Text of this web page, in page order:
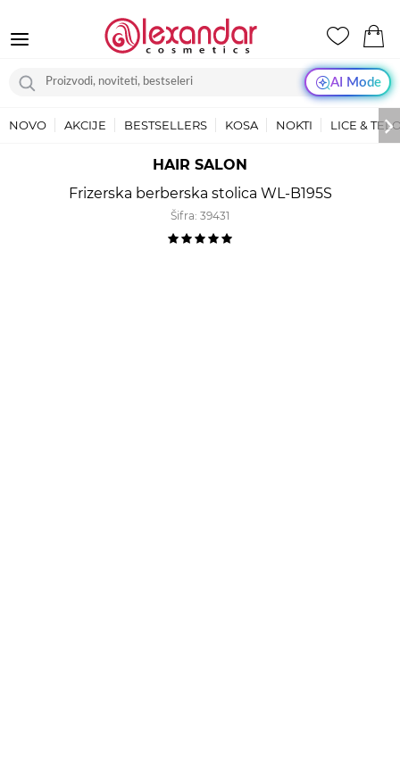
AI Mode
NOVO AKCIJE BESTSELLERS KOSA NOKTI LICE &
HAIR SALON
Frizerska berberska stolica WL-B195S
Šifra: 39431